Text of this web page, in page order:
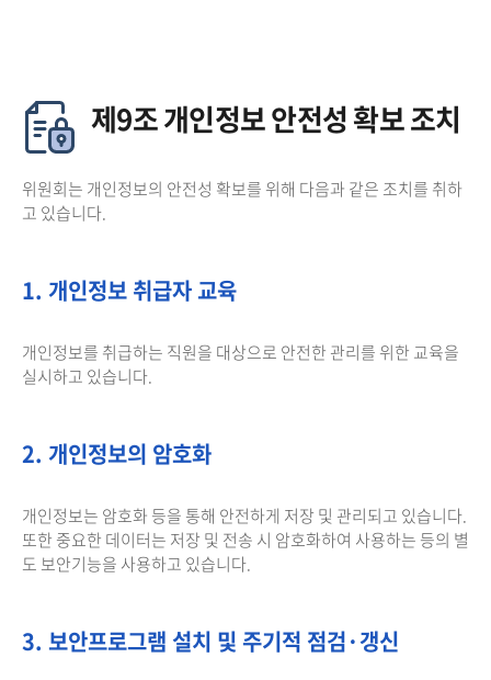
제9조 개인정보 안전성 확보 조치
위원회는 개인정보의 안전성 확보를 위해 다음과 같은 조치를 취하
고 있습니다.
1. 개인정보 취급자 교육
개인정보를 취급하는 직원을 대상으로 안전한 관리를 위한 교육을
실시하고 있습니다.
2. 개인정보의 암호화
개인정보는 암호화 등을 통해 안전하게 저장 및 관리되고 있습니다.
또한 중요한 데이터는 저장 및 전송 시 암호화하여 사용하는 등의 별
도 보안기능을 사용하고 있습니다.
3. 보안프로그램 설치 및 주기적 점검·갱신